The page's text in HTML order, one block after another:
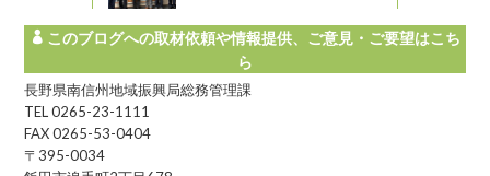
このブログへの取材依頼や情報提供、ご意見・ご要望はこち
ら
長野県南信州地域振興局総務管理課
TEL 0265-23-1111
FAX 0265-53-0404
〒395-0034